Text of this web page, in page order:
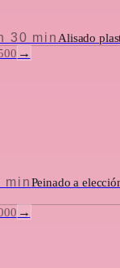
30 minAlisado
→
minPeinado a
→